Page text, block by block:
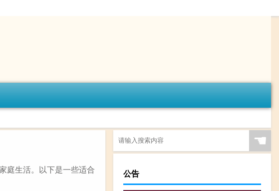
庭生活。以下是一些适合
☚
公告